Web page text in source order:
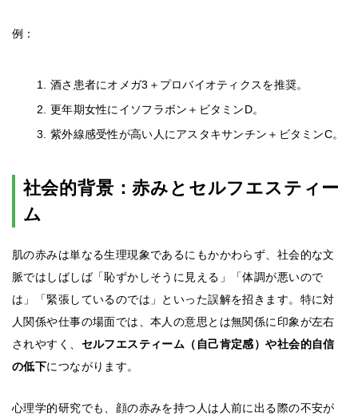
例：
酒さ患者にオメガ3＋プロバイオティクスを推奨。
更年期女性にイソフラボン＋ビタミンD。
紫外線感受性が高い人にアスタキサンチン＋ビタミンC。
社会的背景：赤みとセルフエスティー
ム
肌の赤みは単なる生理現象であるにもかかわらず、社会的な文
脈ではしばしば「恥ずかしそうに見える」「体調が悪いので
は」「緊張しているのでは」といった誤解を招きます。特に対
人関係や仕事の場面では、本人の意思とは無関係に印象が左右
されやすく、 セルフエスティーム（自己肯定感）や社会的自信
の低下につながります。
心理学的研究でも、顔の赤みを持つ人は人前に出る際の不安が